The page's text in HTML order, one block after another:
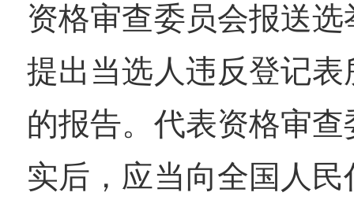
资格审查委员会报送
提出当选人违反登记
的报告。代表资格审
实后，应当向全国人